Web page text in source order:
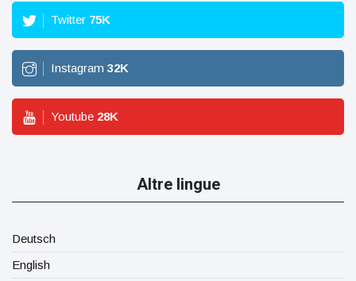
Twitter 75K
Instagram 32K
Youtube 28K
Altre lingue
Deutsch
English